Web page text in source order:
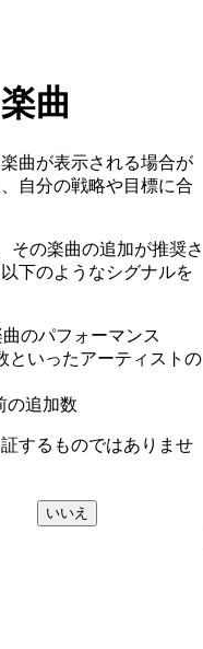
曲
曲が表示される場合が
自分の戦略や目標に合
その楽曲の追加が推奨さ
下のようなシグナルを
のパフォーマンス
といったアーティストの
の追加数
するものではありませ
いいえ